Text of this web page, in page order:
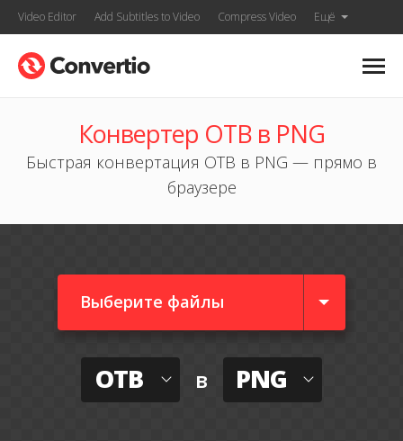
Video Editor Add Subtitles to Video Compress Video Ещё
Конвертер OTB в PNG
Быстрая конвертация OTB в PNG — прямо в
браузере
Выберите файлы
OTB в PNG